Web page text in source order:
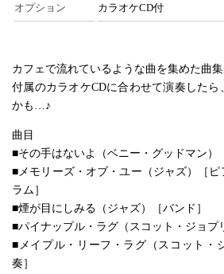
オプション カラオケCD付
カフェで流れているような曲を集めた曲
付属のカラオケCDに合わせて演奏した
かも…♪
曲目
■その手はないよ（ベニー・グッドマン）
■メモリーズ・オブ・ユー（ジャズ）［
ラム］
■煙が目にしみる（ジャズ）［バンド］
■パイナップル・ラグ（スコット・ジョプ
■メイプル・リーフ・ラグ（スコット・
奏］